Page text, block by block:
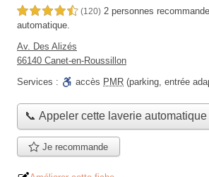
4,5 étoiles sur 5 (120) 2 personnes
automatique.
Av. Des Alizés
66140 Canet-en-Roussillon
Services :
accès PMR (parking, entrée
📞 Appeler cette laverie automatique
Je recommande